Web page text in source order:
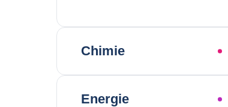
Chimie
Energie